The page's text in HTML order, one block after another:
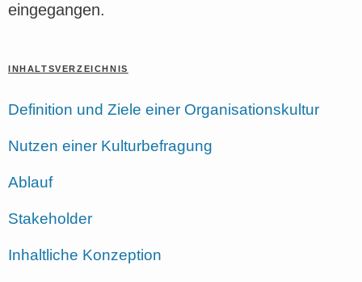
eingegangen.
INHALTSVERZEICHNIS
Definition und Ziele einer Organisationskultur
Nutzen einer Kulturbefragung
Ablauf
Stakeholder
Inhaltliche Konzeption